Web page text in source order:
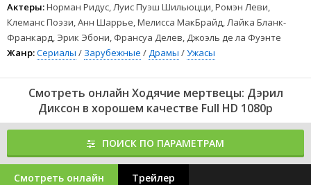
Актеры:Норман Ридус, Луис Пуэш Шильюцци, Ромэн Леви,
Клеманс Поэзи, Анн Шаррье, Мелисса МакБрайд, Лайка Бланк-
Франкард, Эрик Эбони, Франсуа Делев, Джоэль де ла Фуэнте
Жанр:Сериалы / Зарубежные /Драмы /Ужасы
Смотреть онлайн Ходячие мертвецы: Дэрил
Диксон в хорошем качестве Full HD 1080p
ПОИСК ПО ПАРАМЕТРАМ
Смотреть онлайн Трейлер